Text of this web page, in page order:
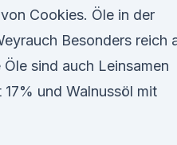
Cookies. Öle in der
Besonders reich
sind auch Leinsamen
und Walnussöl mit